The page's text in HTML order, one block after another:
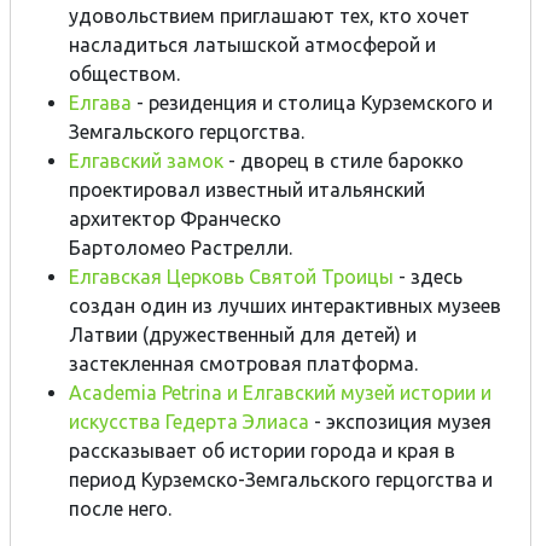
удовольствием приглашают тех, кто хочет
насладиться латышской атмосферой и
обществом.
Елгава - резиденция и столица Курземского и
Земгальского герцогства.
Елгавский замок - дворец в стиле барокко
проектировал известный итальянский
архитектор Франческо
Бартоломео Растрелли.
Елгавская Церковь Святой Троицы - здесь
создан один из лучших интерактивных музеев
Латвии (дружественный для детей) и
застекленная смотровая платформа.
Academia Petrina и Елгавский музей истории и
искусства Гедерта Элиаса - экспозиция музея
рассказывает об истории города и края в
период Курземско-Земгальского герцогства и
после него.